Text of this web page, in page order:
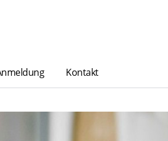
Kontakt